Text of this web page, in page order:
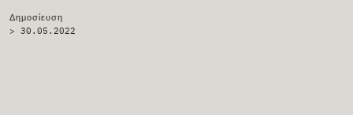
Δημοσίευση
> 30.05.2022